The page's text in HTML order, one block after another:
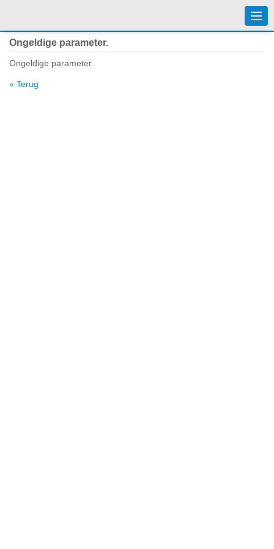
Ongeldige parameter.
Ongeldige parameter.
« Terug